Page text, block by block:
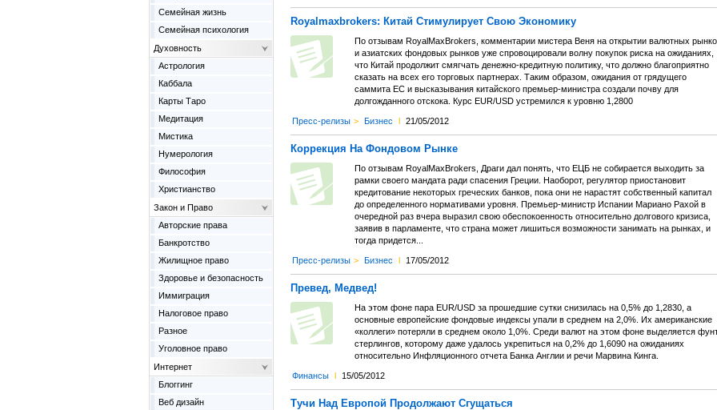
Royalmaxbrokers: Китай Стимулирует Свою Экономику
По отзывам RoyalMaxBrokers, комментарии мистера Веня на открытии валютных
и азиатских фондовых рынков уже спровоцировали волну покупок риска на ожиданиях,
что Китай продолжит смягчать денежно-кредитную политику, что должно благоприятно
сказать на всех его торговых партнерах. Таким образом, ожидания от грядущего
саммита ЕС и высказывания китайского премьер-министра создали почву для
долгожданного отскока. Курс EUR/USD устремился к уровню 1,2800
Пресс-релизы > Бизнес l 21/05/2012
Коррекция На Фондовом Рынке
По отзывам RoyalMaxBrokers, Драги дал понять, что ЕЦБ не собирается выходить за
рамки своего мандата ради спасения Греции. Наоборот, регулятор приостановит
кредитование некоторых греческих банков, пока они не нарастят собственный капитал
до определенного нормативами уровня. Премьер-министр Испании Мариано Рахой в
очередной раз вчера выразил свою обеспокоенность относительно долгового кризиса,
заявив в парламенте, что страна может лишиться возможности занимать на рынках, и
тогда придется...
Пресс-релизы > Бизнес l 17/05/2012
Превед, Медвед!
На этом фоне пара EUR/USD за прошедшие сутки снизилась на 0,5% до 1,2830, а
основные европейские фондовые индексы упали в среднем на 2,0%. Их американские
«коллеги» потеряли в среднем около 1,0%. Среди валют на этом фоне выделяется
стерлингов, которому даже удалось укрепиться на 0,2% до 1,6090 на ожиданиях
относительно Инфляционного отчета Банка Англии и речи Марвина Кинга.
Финансы l 15/05/2012
Тучи Над Европой Продолжают Сгущаться
Семейная жизнь
Семейная психология
Духовность
Астрология
Каббала
Карты Таро
Медитация
Мистика
Нумерология
Философия
Христианство
Закон и Право
Авторские права
Банкротство
Жилищное право
Здоровье и безопасность
Иммиграция
Налоговое право
Разное
Уголовное право
Интернет
Блоггинг
Веб дизайн